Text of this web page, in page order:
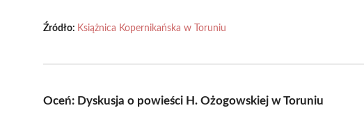
Źródło: Książnica Kopernikańska w Toruniu
Oceń: Dyskusja o powieści H. Ożogowskiej w Toruniu